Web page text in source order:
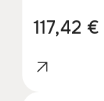
117,42 €